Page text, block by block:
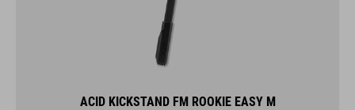
ACID KICKSTAND FM ROOKIE EASY M